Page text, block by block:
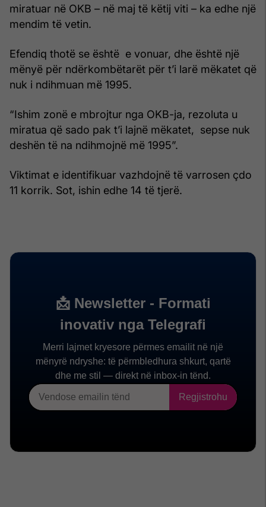
miratuar në OKB – në maj të këtij viti – ka edhe një
mendim të vetin.
Efendiq thotë se është e vonuar, dhe është një
mënyë për ndërkombëtarët për t’i larë mëkatet që
nuk i ndihmuan më 1995.
“Ishim zonë e mbrojtur nga OKB-ja, rezoluta u
miratua që sado pak t’i lajnë mëkatet, sepse nuk
deshën të na ndihmojnë më 1995”.
Viktimat e identifikuar vazhdojnë të varrosen çdo
11 korrik. Sot, ishin edhe 14 të tjerë.